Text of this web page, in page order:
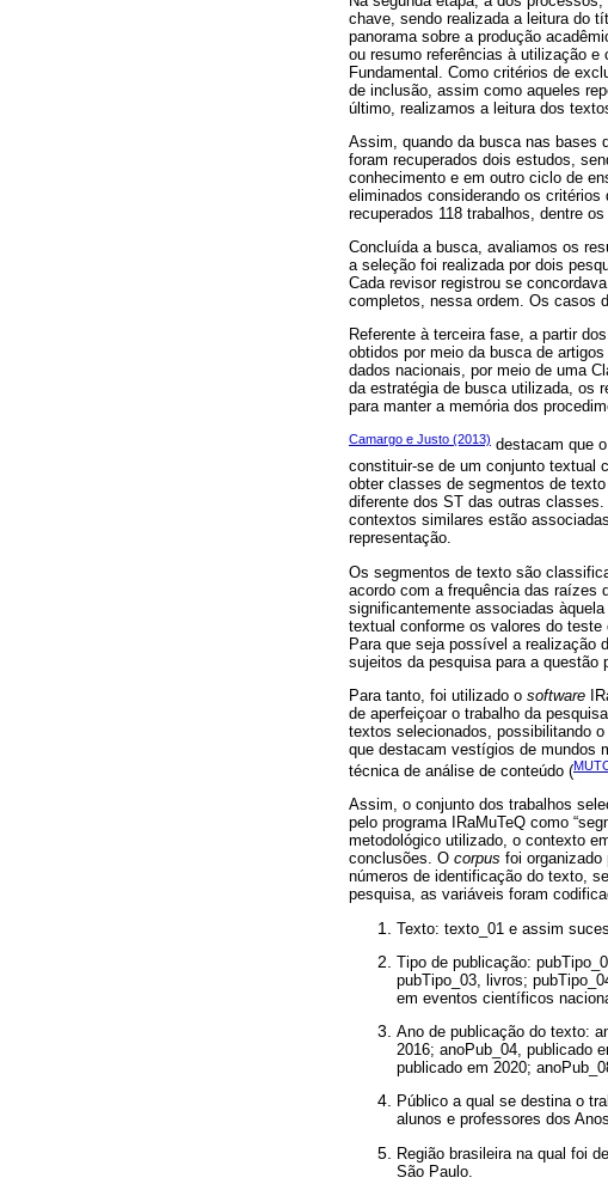
chave, sendo realizada a leitura do
panorama sobre a produção
ou resumo referências à utilização e
Fundamental. Como critérios de
de inclusão, assim como aqueles
último, realizamos a leitura dos
Assim, quando da busca nas bases
foram recuperados dois estudos,
conhecimento e em outro ciclo de
eliminados considerando os
recuperados 118 trabalhos, dentre
Concluída a busca, avaliamos os
a seleção foi realizada por dois
Cada revisor registrou se
completos, nessa ordem. Os casos
Referente à terceira fase, a partir
obtidos por meio da busca de
dados nacionais, por meio de uma
da estratégia de busca utilizada, os
para manter a memória dos
Camargo e Justo (2013) destacam que o
constituir-se de um conjunto textual
obter classes de segmentos de
diferente dos ST das outras
contextos similares estão
representação.
Os segmentos de texto são
acordo com a frequência das raízes
significantemente associadas
textual conforme os valores do teste
Para que seja possível a realização
sujeitos da pesquisa para a questão
Para tanto, foi utilizado o software
de aperfeiçoar o trabalho da
textos selecionados, possibilitando
que destacam vestígios de mundos
técnica de análise de conteúdo (
Assim, o conjunto dos trabalhos
pelo programa IRaMuTeQ como
metodológico utilizado, o contexto
conclusões. O corpus foi organizado
números de identificação do texto,
pesquisa, as variáveis foram
Texto: texto_01 e assim
Tipo de publicação:
pubTipo_03, livros;
em eventos científicos
Ano de publicação do texto:
2016; anoPub_04, publicado
publicado em 2020;
Público a qual se destina o
alunos e professores dos
Região brasileira na qual foi
São Paulo.